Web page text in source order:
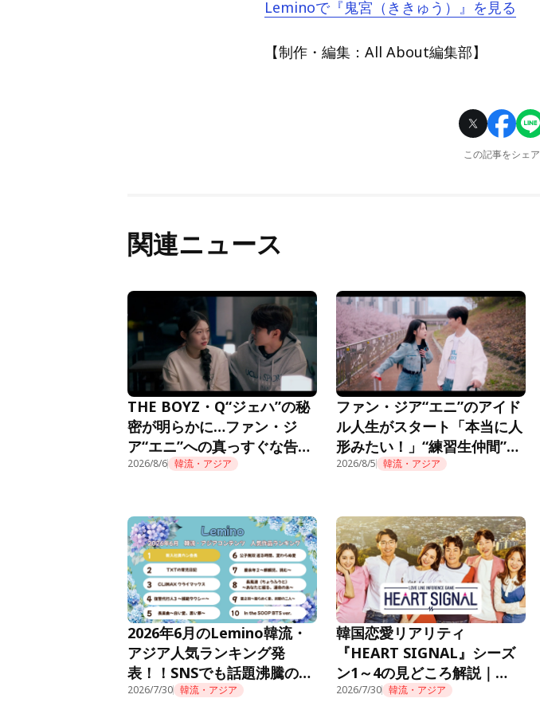
Leminoで『鬼宮（ききゅう）』を見る
【制作・編集：All About編集部】
この記事をシェア
関連ニュース
THE BOYZ・Q“ジェハ”の秘
密が明らかに…ファン・ジ
ア“エニ”への真っすぐな告白
に胸キュン＜推しデビュー＞
2026/8/6 韓流・アジア
ファン・ジア“エニ”のアイド
ル人生がスタート「本当に人
形みたい！」“練習生仲間”も
話題に＜推しデビュー＞
2026/8/5 韓流・アジア
2026年6月のLemino韓流・
アジア人気ランキング発
表！！SNSでも話題沸騰の痛
快オフィスファンタジー『新
2026/7/30 韓流・アジア
韓国恋愛リアリティ
『HEART SIGNAL』シーズ
ン1～4の見どころ解説｜
Lemino公式
2026/7/30 韓流・アジア